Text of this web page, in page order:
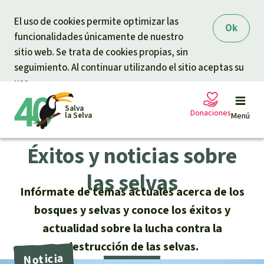
Ok
El uso de cookies permite optimizar las
funcionalidades únicamente de nuestro
sitio web. Se trata de cookies propias, sin
seguimiento. Al continuar utilizando el sitio aceptas su
uso.
Salva
la Selva Menú
Peticiones
Proyectos
Informaciones
Donaciones
Tu donación ayuda
Urgen donaciones
Éxitos y noticias sobre
las selvas
Infórmate de temas actuales acerca de los
bosques y selvas y conoce los éxitos y
actualidad sobre la lucha contra la
destrucción de las selvas.